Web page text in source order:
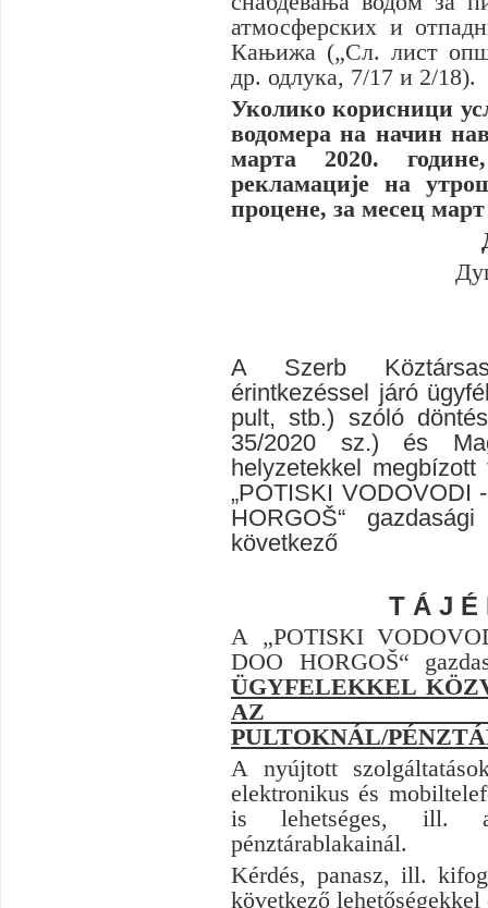
атмосферских и
Кањижа („Сл. лист
др. одлука, 7/17 и 2/18).
Уколико корисници
водомера на начин
марта 2020.
рекламације на
процене, за месец март
A Szerb
érintkezéssel járó
pult, stb.) szóló
35/2020 sz.) és
helyzetekkel
„POTISKI VODOVODI
HORGOŠ“
következő
T Á J É
A „POTISKI
DOO HORGOŠ“
ÜGYFELEKKEL
AZ
PULTOKNÁL/
A nyújtott
elektronikus és
is lehetséges, ill.
pénztárablakainál.
Kérdés, panasz, ill.
következő lehetőségekkel